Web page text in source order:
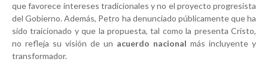
que favorece intereses tradicionales y no el proyecto progresista
del Gobierno. Además, Petro ha denunciado públicamente que ha
sido traicionado y que la propuesta, tal como la presenta Cristo,
no refleja su visión de un acuerdo nacional más incluyente y
transformador.